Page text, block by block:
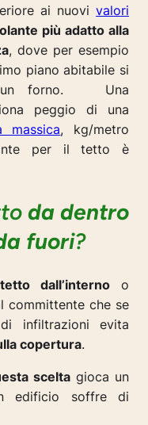
ai nuovivalori
più adatto alla
, dove per esempio
piano abitabile si
un forno. Una
peggio di una
massica, kg/metro
per il tetto è
da dentro
fuori?
dall’interno o
committente che se
infiltrazioni evita
copertura.
sceltagioca un
edificio soffre di